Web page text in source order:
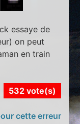
essaye de
on peut
en train
532 vote(s)
cette erreur